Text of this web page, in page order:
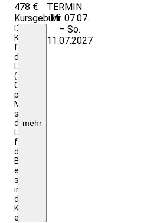
478 €
Kursgebühr
Die
Kosten
für
das
Lehrmaterial
(1
Ordner
pro
Modul),
sowie
die
Lizenzgebühr
für
den
BVGT
e.V.
sind
in
der
Kursgebühr
enthalten.
mehr
TERMIN
Mi. 07.07.
– So.
11.07.2027